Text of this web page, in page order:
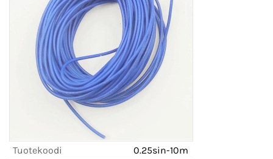
Tuotekoodi
0.25sin-10m